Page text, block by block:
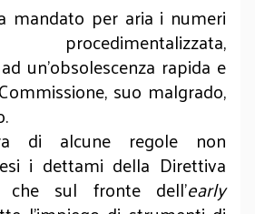
mandato per aria i numeri
un’obsolescenza rapida e
suo malgrado,
di alcune regole non
i dettami della Direttiva
che sul fronte dell’early